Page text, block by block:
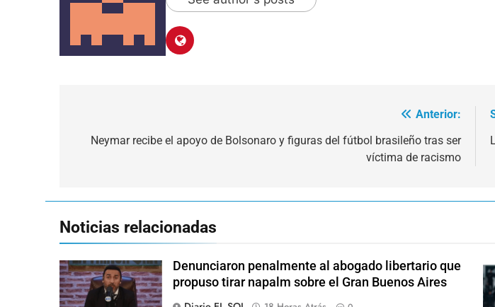
de
Anterior:
Neymar recibe el apoyo de Bolsonaro y figuras del fútbol brasileño tras ser
víctima de racismo
Noticias relacionadas
Denunciaron penalmente al abogado libertario que
propuso tirar napalm sobre el Gran Buenos Aires